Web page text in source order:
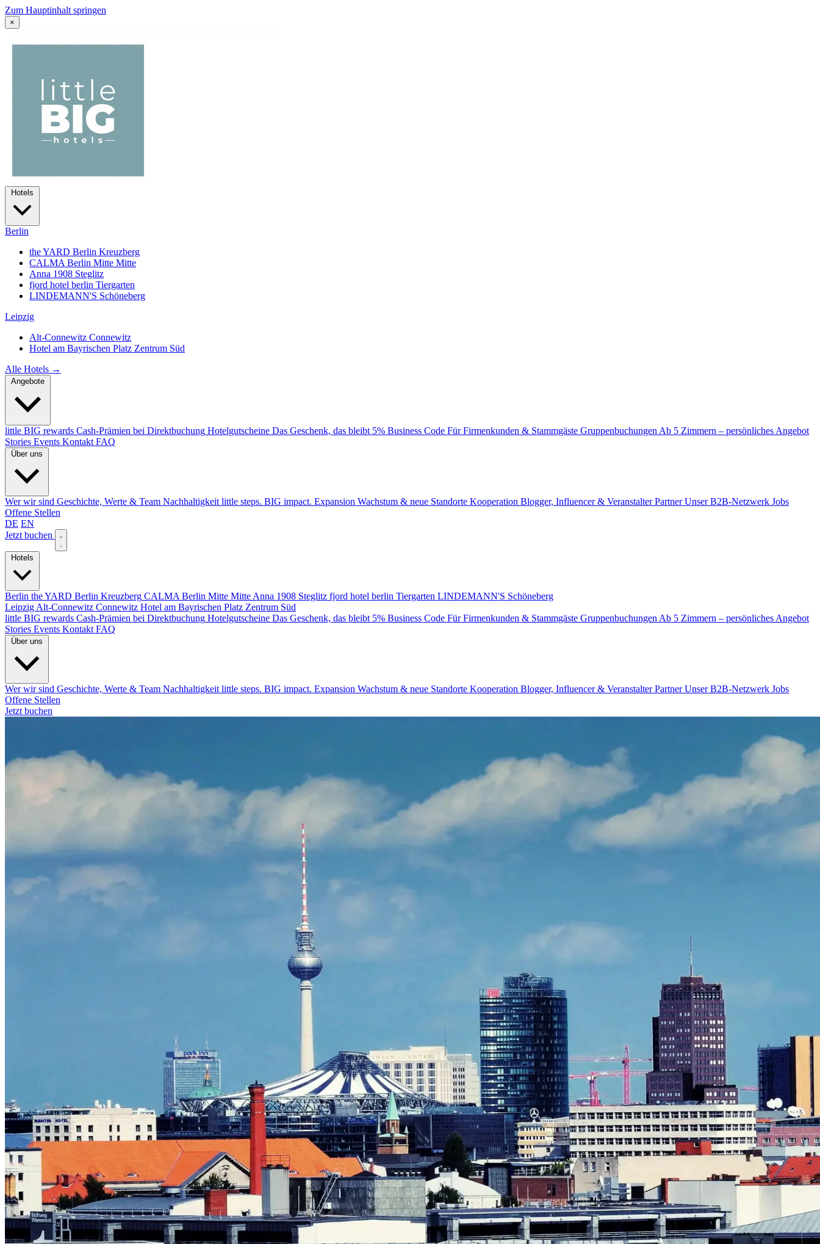
Zum Hauptinhalt springen
✦Summer in the City: 10% Rabatt auf alle Übernachtungen · 12.07.–02.09.2026
×
Berlin
the YARD Berlin Kreuzberg
CALMA Berlin Mitte Mitte
Anna 1908 Steglitz
fjord hotel berlin Tiergarten
LINDEMANN'S Schöneberg
Leipzig
Alt-Connewitz Connewitz
Hotel am Bayrischen Platz Zentrum Süd
Alle Hotels →
little BIG rewards Cash-Prämien bei Direktbuchung Hotelgutscheine Das Geschenk, das bleibt 5% Business Code Für Firmenkunden & Stammgäste Gruppenbuchungen Ab 5 Zimmern – persönliches Angebot
Stories Events Kontakt FAQ
Wer wir sind Geschichte, Werte & Team Nachhaltigkeit little steps. BIG impact. Expansion Wachstum & neue Standorte Kooperation Blogger, Influencer & Veranstalter Partner Unser B2B-Netzwerk Jobs
Offene Stellen
DE EN
Jetzt buchen
Berlin the YARD Berlin Kreuzberg CALMA Berlin Mitte Mitte Anna 1908 Steglitz fjord hotel berlin Tiergarten LINDEMANN'S Schöneberg
Leipzig Alt-Connewitz Connewitz Hotel am Bayrischen Platz Zentrum Süd
little BIG rewards Cash-Prämien bei Direktbuchung Hotelgutscheine Das Geschenk, das bleibt 5% Business Code Für Firmenkunden & Stammgäste Gruppenbuchungen Ab 5 Zimmern – persönliches Angebot
Stories Events Kontakt FAQ
Wer wir sind Geschichte, Werte & Team Nachhaltigkeit little steps. BIG impact. Expansion Wachstum & neue Standorte Kooperation Blogger, Influencer & Veranstalter Partner Unser B2B-Netzwerk Jobs
Offene Stellen
Jetzt buchen